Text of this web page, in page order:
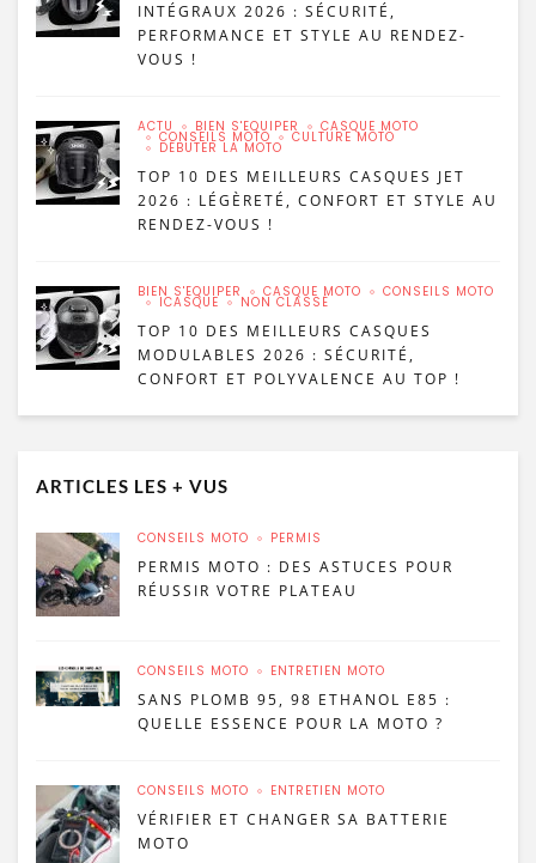
INTÉGRAUX 2026 : SÉCURITÉ,
PERFORMANCE ET STYLE AU RENDEZ-
VOUS !
ACTU BIEN S'ÉQUIPER CASQUE MOTO
CONSEILS MOTO CULTURE MOTO
DÉBUTER LA MOTO
TOP 10 DES MEILLEURS CASQUES JET
2026 : LÉGÈRETÉ, CONFORT ET STYLE AU
RENDEZ-VOUS !
BIEN S'ÉQUIPER CASQUE MOTO CONSEILS MOTO
ICASQUE NON CLASSÉ
TOP 10 DES MEILLEURS CASQUES
MODULABLES 2026 : SÉCURITÉ,
CONFORT ET POLYVALENCE AU TOP !
ARTICLES LES + VUS
CONSEILS MOTO PERMIS
PERMIS MOTO : DES ASTUCES POUR
RÉUSSIR VOTRE PLATEAU
CONSEILS MOTO ENTRETIEN MOTO
SANS PLOMB 95, 98 ETHANOL E85 :
QUELLE ESSENCE POUR LA MOTO ?
CONSEILS MOTO ENTRETIEN MOTO
VÉRIFIER ET CHANGER SA BATTERIE
MOTO